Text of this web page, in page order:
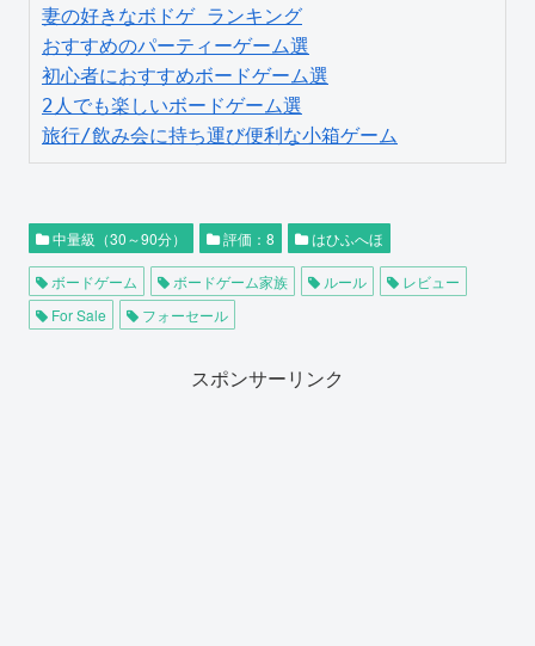
妻の好きなボドゲ ランキング
おすすめのパーティーゲーム選
初心者におすすめボードゲーム選
2人でも楽しいボードゲーム選
旅行/飲み会に持ち運び便利な小箱ゲーム
中量級（30～90分） 評価：8 はひふへほ
ボードゲーム ボードゲーム家族 ルール
レビュー
For Sale
フォーセール
スポンサーリンク